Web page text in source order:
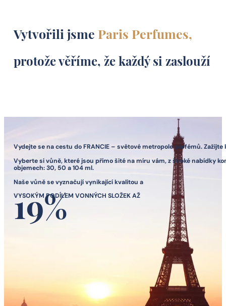
Vytvořili jsme Paris Perfumes,
protože věříme, že každý si zaslouží
Vydejte se na cestu do FRANCIE – světové metropole parfémů. Zažijte
Vyberte si vůně, které jsou přímo šité na míru vám, z široké nabídky
objemech: 30, 50 a 104 ml.
Naše vůně se vyznačují vynikající kvalitou a
VYSOKÝM PODÍLEM VONNÝCH SLOŽEK AŽ
19%